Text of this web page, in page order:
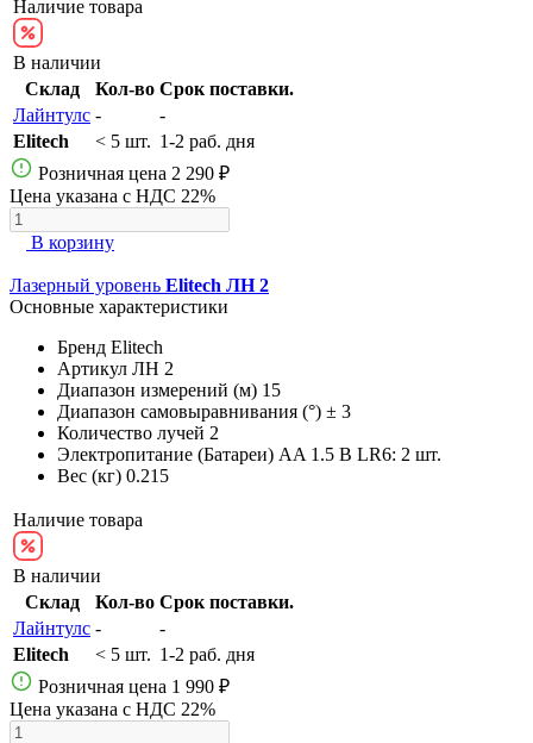
Наличие товара
В наличии
Склад
Кол-во Срок поставки.
Лайнтулс -
-
Elitech
< 5 шт. 1-2 раб. дня
Розничная цена 2 290 ₽
Цена указана с НДС 22%
В корзину
Лазерный уровень Elitech ЛН 2
Основные характеристики
Бренд Elitech
Артикул ЛН 2
Диапазон измерений (м) 15
Диапазон самовыравнивания (°) ± 3
Количество лучей 2
Электропитание (Батареи) AA 1.5 В LR6: 2 шт.
Вес (кг) 0.215
Наличие товара
В наличии
Склад
Кол-во Срок поставки.
Лайнтулс -
-
Elitech
< 5 шт. 1-2 раб. дня
Розничная цена 1 990 ₽
Цена указана с НДС 22%